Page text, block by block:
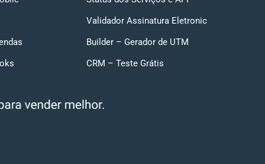
Validador Assinatura Eletronic
Builder – Gerador de UTM
CRM – Teste Grátis